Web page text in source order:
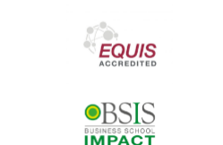
IMAGE